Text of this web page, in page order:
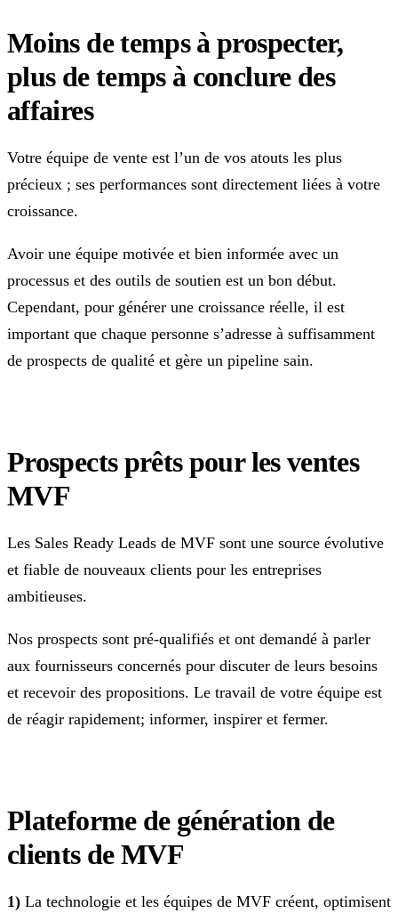
Moins de temps à prospecter,
plus de temps à conclure des
affaires
Votre équipe de vente est l’un de vos atouts les plus
précieux ; ses performances sont directement liées à votre
croissance.
Avoir une équipe motivée et bien informée avec un
processus et des outils de soutien est un bon début.
Cependant, pour générer une croissance réelle, il est
important que chaque personne s’adresse à suffisamment
de prospects de qualité et gère un pipeline sain.
Prospects prêts pour les ventes
MVF
Les Sales Ready Leads de MVF sont une source évolutive
et fiable de nouveaux clients pour les entreprises
ambitieuses.
Nos prospects sont pré-qualifiés et ont demandé à parler
aux fournisseurs concernés pour discuter de leurs besoins
et recevoir des propositions. Le travail de votre équipe est
de réagir rapidement; informer, inspirer et fermer.
Plateforme de génération de
clients de MVF
1) La technologie et les équipes de MVF créent, optimisent